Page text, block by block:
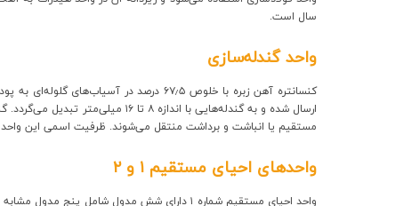
سال است.
واحد گندله‌سازی
کنسانتره آهن زبره با خلوص ۶۷٫
مستقیم یا انباشت و برداشت منتقل می‌شوند. ظرفیت اسمی این واحد ۷
واحدهای احیای مستقیم ۱ و ۲